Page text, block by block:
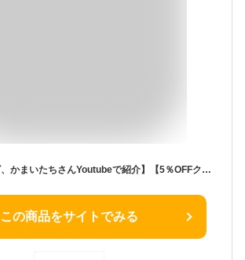
【めざましテレビ、かまいたちさんYoutubeで紹介】【5％OFFクーポン】【予約販売7/10頃~順次出荷】 LAViNO 公式 クールエアーミスト 楽天1位 スポットエアコン 冷風扇 ミニエアコン ミニクーラーポータブルクーラー ペルチェ素子 コードレス クールエアミスト ラビーノ
この商品をサイトでみる